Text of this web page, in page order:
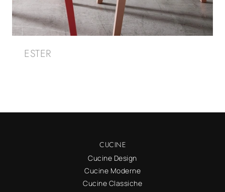
ESTER
CUCINE
Cucine Design
Cucine Moderne
Cucine Classiche